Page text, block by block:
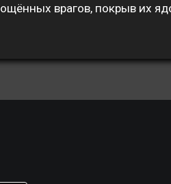
врагов, покрыв их